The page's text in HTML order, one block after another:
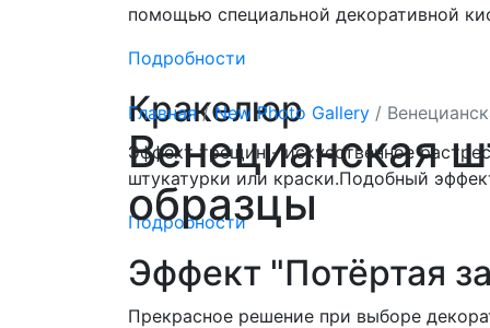
помощью специальной декоративной
Подробности
Кракелюр
Эффект трещин - искусственное
штукатурки или краски.Подобный
Подробности
Эффект "Потёртая
Прекрасное решение при выборе
Главная/New Photo Gallery /
Венецианская
образцы